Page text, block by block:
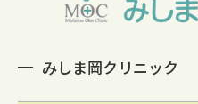
みしま岡クリニック